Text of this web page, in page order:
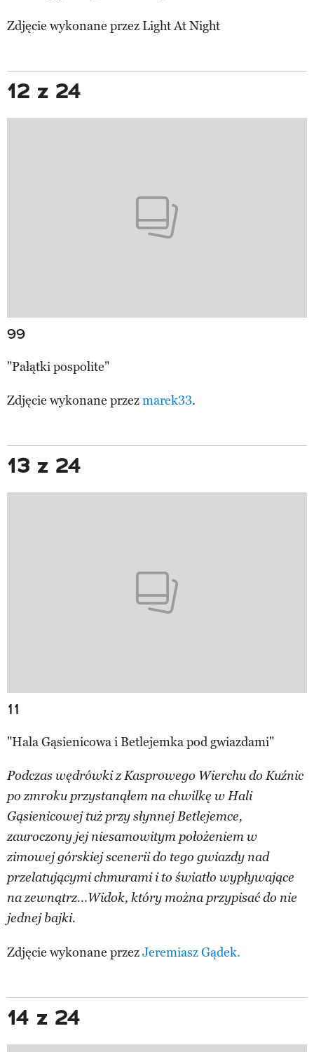
Zdjęcie wykonane przez Light At Night
12 z 24
99
"Pałątki pospolite"
Zdjęcie wykonane przezmarek33.
13 z 24
11
"Hala Gąsienicowa i Betlejemka pod gwiazdami"
Podczas wędrówki z Kasprowego Wierchu do Kuźnic
po zmroku przystanąłem na chwilkę w Hali
Gąsienicowej tuż przy słynnej Betlejemce,
zauroczony jej niesamowitym położeniem w
zimowej górskiej scenerii do tego gwiazdy nad
przelatującymi chmurami i to światło wypływające
na zewnątrz...Widok, który można przypisać do nie
jednej bajki.
Zdjęcie wykonane przezJeremiasz Gądek.
14 z 24